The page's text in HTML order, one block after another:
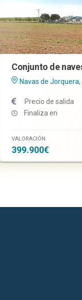
Navas de
Precio de salida
Finaliza en
VALORACIÓN
399.900€